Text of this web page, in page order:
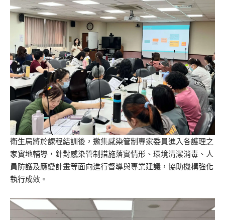
衛生局將於課程結訓後，邀集感染管制專家委員進入各護理之
家實地輔導，針對感染管制措施落實情形、環境清潔消毒、人
員防護及應變計畫等面向進行督導與專業建議，協助機構強化
執行成效。